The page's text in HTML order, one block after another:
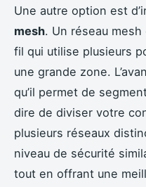
Une autre option est
mesh. Un réseau
fil qui utilise plusieurs
une grande zone.
qu’il permet de
dire de diviser votre
plusieurs réseaux
niveau de sécurité
tout en offrant une